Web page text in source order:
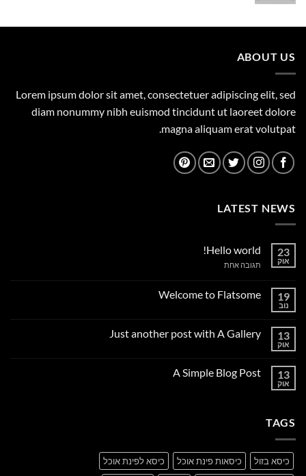
1,500.00 ₪.
1,149.00 ₪.
ABOUT US
Lorem ipsum dolor sit amet, consectetuer adipiscing elit, sed
diam nonummy nibh euismod tincidunt ut laoreet dolore
magna aliquam erat volutpat.
LATEST NEWS
23
אוק
Hello world!
תגובה אחתעל
19
נוב
Welcome to Flatsome
Welcome
13
אוק
Just another post with A Gallery
Just
13
אוק
A Simple Blog Post
TAGS
כיסא בזול כיסאות פינת אוכל
כיסא לפינת אוכל